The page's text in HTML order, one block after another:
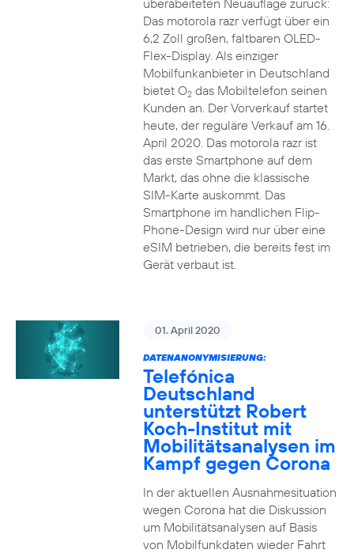
überabeiteten Neuauflage zurück:
Das motorola razr verfügt über ein
6,2 Zoll großen, faltbaren OLED-
Flex-Display. Als einziger
Mobilfunkanbieter in Deutschland
bietet O2das Mobiltelefon seinen
Kunden an. Der Vorverkauf startet
heute, der reguläre Verkauf am 16.
April 2020. Das motorola razr ist
das erste Smartphone auf dem
Markt, das ohne die klassische
SIM-Karte auskommt. Das
Smartphone im handlichen Flip-
Phone-Design wird nur über eine
eSIM betrieben, die bereits fest im
Gerät verbaut ist.
01. April 2020
DATENANONYMISIERUNG:
Telefónica
Deutschland
unterstützt Robert
Koch-Institut mit
Mobilitätsanalysen im
Kampf gegen Corona
In der aktuellen Ausnahmesituation
wegen Corona hat die Diskussion
um Mobilitätsanalysen auf Basis
von Mobilfunkdaten wieder Fahrt